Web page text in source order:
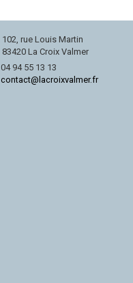
102, rue Louis Martin
83420 La Croix Valmer
04 94 55 13 13
contact@lacroixvalmer.fr